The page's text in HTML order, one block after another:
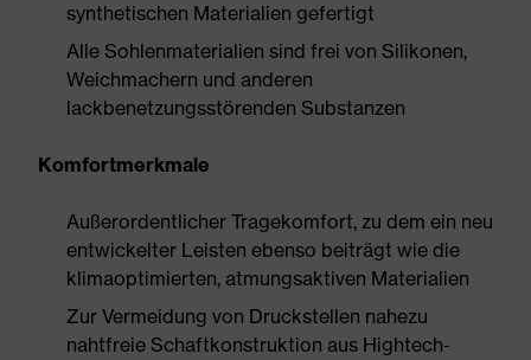
synthetischen Materialien gefertigt
Alle Sohlenmaterialien sind frei von Silikonen,
Weichmachern und anderen
lackbenetzungsstörenden Substanzen
Komfortmerkmale
Außerordentlicher Tragekomfort, zu dem ein neu
entwickelter Leisten ebenso beiträgt wie die
klimaoptimierten, atmungsaktiven Materialien
Zur Vermeidung von Druckstellen nahezu
nahtfreie Schaftkonstruktion aus Hightech-